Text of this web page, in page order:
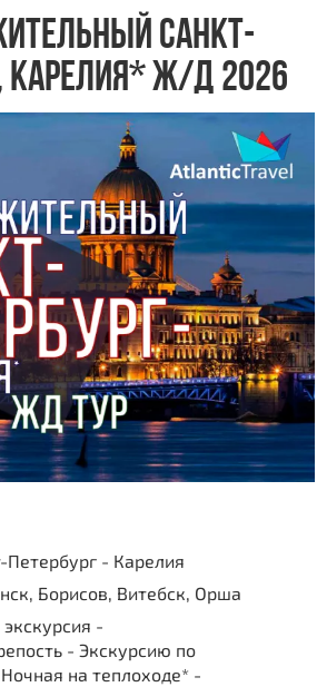
САНКТ-
КАРЕЛИЯ* Ж/Д 2026
Петербург - Карелия
Борисов, Витебск, Орша
-
- Экскурсию по
на теплоходе* -